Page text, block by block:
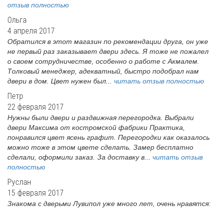
отзыв полностью
Ольга
4 апреля 2017
Обратился в этот магазин по рекомендации друга, он уже
не первый раз заказывает двери здесь. Я тоже не пожалел
о своем сотрудничестве, особенно о работе с Акмалем.
Толковый менеджер, адекватный, быстро подобрал нам
двери в дом. Цвет нужен был... читать отзыв полностью
Петр
22 февраля 2017
Нужны были двери и раздвижная перегородка. Выбрали
двери Максима от костромской фабрики Практика,
понравился цвет ясень графит. Перегородки как оказалось
можно тоже в этом цвете сделать. Замер бесплатно
сделали, оформили заказ. За доставку в... читать отзыв
полностью
Руслан
15 февраля 2017
Знакома с дверьми Лувипол уже много лет, очень нравятся: